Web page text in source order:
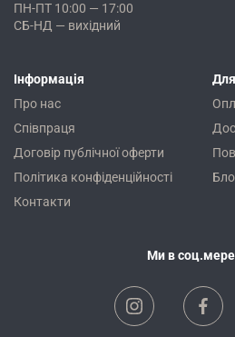
ПН-ПТ 10:00 — 17:00
СБ-НД — вихідний
Інформація
Про нас
Співпраця
Договір публічної оферти
Політика конфіденційності
Контакти
Для
Ми в